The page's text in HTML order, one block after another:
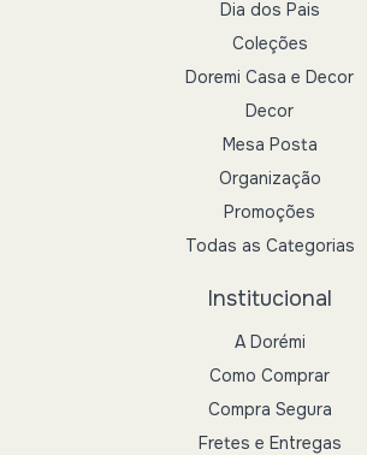
Dia dos Pais
Coleções
Doremi Casa e Decor
Decor
Mesa Posta
Organização
Promoções
Todas as Categorias
Institucional
A Dorémi
Como Comprar
Compra Segura
Fretes e Entregas